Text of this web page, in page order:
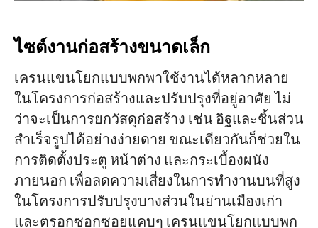
ไซต์งานก่อสร้างขนาดเล็ก
เครนแขนโยกแบบพกพาใช้งานได้หลากหลาย
ในโครงการก่อสร้างและปรับปรุงที่อยู่อาศัย ไม่
ว่าจะเป็นการยกวัสดุก่อสร้าง เช่น อิฐและชิ้นส่วน
สำเร็จรูปได้อย่างง่ายดาย ขณะเดียวกันก็ช่วยใน
การติดตั้งประตู หน้าต่าง และกระเบื้องผนัง
ภายนอก เพื่อลดความเสี่ยงในการทำงานบนที่สูง
ในโครงการปรับปรุงบางส่วนในย่านเมืองเก่า
และตรอกซอกซอยแคบๆ เครนแขนโยกแบบพก